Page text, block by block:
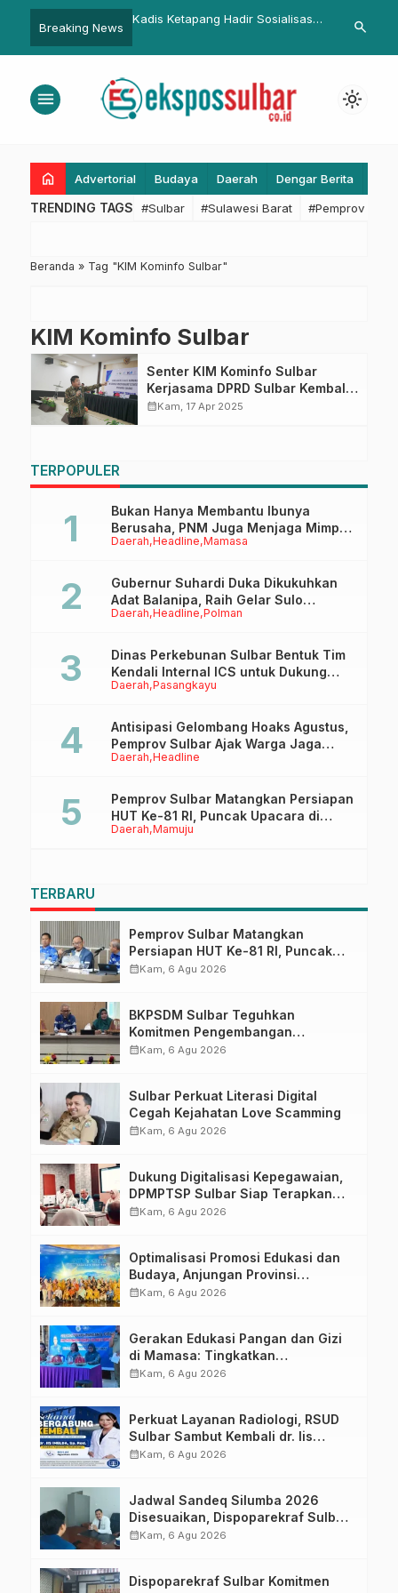
Breaking News
Paparkan Lompatan
di Hadapan Juri
Kadis Ketapang Hadir Sosialisasi
Polman, Ingatkan Pedagang
Ketua KONI
Tinambung
search
menu light_mode
home Advertorial Budaya Daerah Dengar Berita
TRENDING TAGS #Sulbar #Sulawesi Barat #Pemprov
Beranda » Tag "KIM Kominfo Sulbar"
KIM Kominfo Sulbar
Senter KIM Kominfo Sulbar
Kerjasama DPRD Sulbar Kembali
Menyasar Kabupaten Majene,
calendar_monthKam, 17 Apr 2025
TERPOPULER
Daerah Headline Mamasa
Bukan Hanya Membantu Ibunya
Berusaha, PNM Juga Menjaga Mimpi
Anaknya Untuk Menggapai Cita-Cita
Daerah Headline Polman
Gubernur Suhardi Duka Dikukuhkan
Adat Balanipa, Raih Gelar Sulo
Tappidena
Daerah Pasangkayu
Dinas Perkebunan Sulbar Bentuk Tim
Kendali Internal ICS untuk Dukung
Sertifikasi ISPO Pekebun di
Daerah Headline
Antisipasi Gelombang Hoaks Agustus,
Pemprov Sulbar Ajak Warga Jaga
Ruang Digital
Daerah Mamuju
Pemprov Sulbar Matangkan Persiapan
HUT Ke-81 RI, Puncak Upacara di
Lapangan Ahmad Kirang
TERBARU
Pemprov Sulbar Matangkan
Persiapan HUT Ke-81 RI, Puncak
Upacara di Lapangan Ahmad
calendar_monthKam, 6 Agu 2026
BKPSDM Sulbar Teguhkan
Komitmen Pengembangan
Kompetensi ASN melalui
calendar_monthKam, 6 Agu 2026
Sulbar Perkuat Literasi Digital
Cegah Kejahatan Love Scamming
calendar_monthKam, 6 Agu 2026
Dukung Digitalisasi Kepegawaian,
DPMPTSP Sulbar Siap Terapkan
Aplikasi FLEKSI ASN
calendar_monthKam, 6 Agu 2026
Optimalisasi Promosi Edukasi dan
Budaya, Anjungan Provinsi
Sulawesi Barat Perkuat Kolaborasi
calendar_monthKam, 6 Agu 2026
Gerakan Edukasi Pangan dan Gizi
di Mamasa: Tingkatkan
Pengetahuan dan Keterampilan
calendar_monthKam, 6 Agu 2026
Perkuat Layanan Radiologi, RSUD
Sulbar Sambut Kembali dr. Iis
Imelda, Sp.Rad
calendar_monthKam, 6 Agu 2026
Jadwal Sandeq Silumba 2026
Disesuaikan, Dispoparekraf Sulbar
Pastikan Persiapan Tetap
calendar_monthKam, 6 Agu 2026
Dispoparekraf Sulbar Komitmen